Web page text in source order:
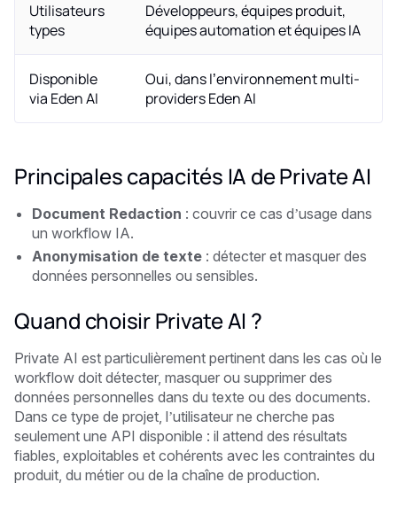
Utilisateurs
types
Développeurs, équipes produit,
équipes automation et équipes IA
Disponible
via Eden AI
Oui, dans l’environnement multi-
providers Eden AI
Principales capacités IA de Private AI
Document Redaction : couvrir ce cas d’usage dans
un workflow IA.
Anonymisation de texte : détecter et masquer des
données personnelles ou sensibles.
Quand choisir Private AI ?
Private AI est particulièrement pertinent dans les cas où le
workflow doit détecter, masquer ou supprimer des
données personnelles dans du texte ou des documents.
Dans ce type de projet, l’utilisateur ne cherche pas
seulement une API disponible : il attend des résultats
fiables, exploitables et cohérents avec les contraintes du
produit, du métier ou de la chaîne de production.